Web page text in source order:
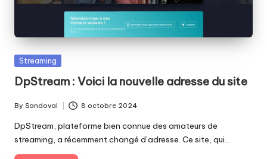
Posted
Streaming
DpStream : Voici la nouvelle adresse du site
Posted
by
By Sandoval 8 octobre 2024
DpStream, plateforme bien connue des amateurs de
streaming, a récemment changé d’adresse. Ce site, qui…